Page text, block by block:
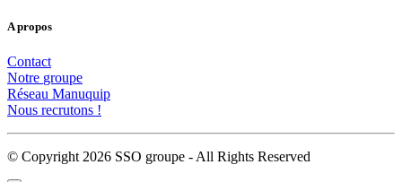
A propos
Contact
Notre groupe
Réseau Manuquip
Nous recrutons !
© Copyright 2026 SSO groupe - All Rights Reserved